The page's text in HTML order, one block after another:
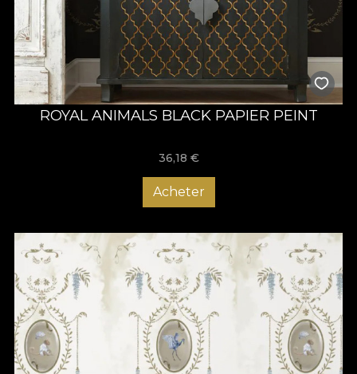
ROYAL ANIMALS BLACK PAPIER PEINT
36,18 €
Acheter